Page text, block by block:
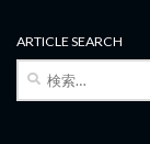
ARTICLE SEARCH
検